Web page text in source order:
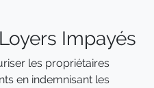
Impayés
les propriétaires
en indemnisant les